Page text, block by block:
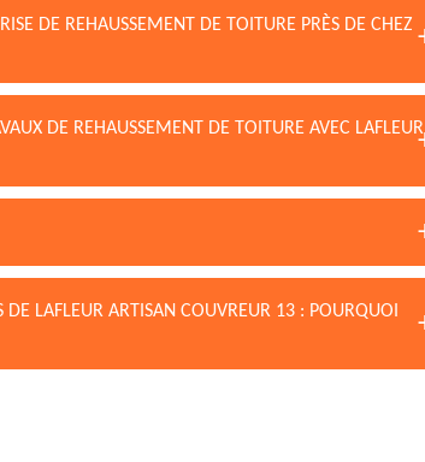
DE REHAUSSEMENT DE TOITURE PRÈS DE CHEZ
DE REHAUSSEMENT DE TOITURE AVEC LAFLEUR
LAFLEUR ARTISAN COUVREUR 13 : POURQUOI